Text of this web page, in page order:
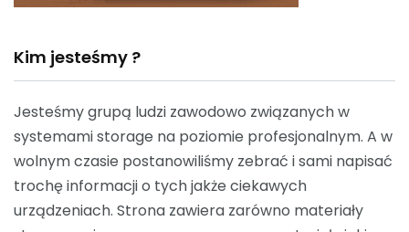
Kim jesteśmy ?
Jesteśmy grupą ludzi zawodowo związanych w
systemami storage na poziomie profesjonalnym. A w
wolnym czasie postanowiliśmy zebrać i sami napisać
trochę informacji o tych jakże ciekawych
urządzeniach. Strona zawiera zarówno materiały